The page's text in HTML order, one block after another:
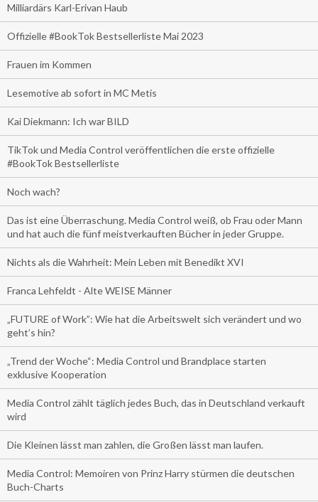
Milliardärs Karl-Erivan Haub
Offizielle #BookTok Bestsellerliste Mai 2023
Frauen im Kommen
Lesemotive ab sofort in MC Metis
Kai Diekmann: Ich war BILD
TikTok und Media Control veröffentlichen die erste offizielle
#BookTok Bestsellerliste
Noch wach?
Das ist eine Überraschung. Media Control weiß, ob Frau oder Mann
und hat auch die fünf meistverkauften Bücher in jeder Gruppe.
Nichts als die Wahrheit: Mein Leben mit Benedikt XVI
Franca Lehfeldt - Alte WEISE Männer
„FUTURE of Work”: Wie hat die Arbeitswelt sich verändert und wo
geht’s hin?
„Trend der Woche“: Media Control und Brandplace starten
exklusive Kooperation
Media Control zählt täglich jedes Buch, das in Deutschland verkauft
wird
Die Kleinen lässt man zahlen, die Großen lässt man laufen.
Media Control: Memoiren von Prinz Harry stürmen die deutschen
Buch-Charts